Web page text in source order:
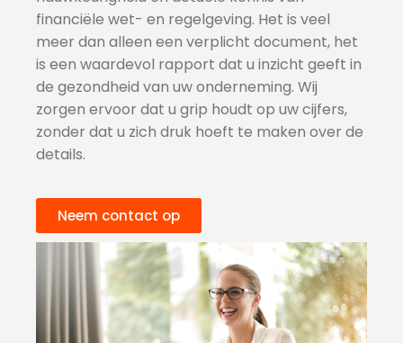
financiële wet- en regelgeving. Het is veel
meer dan alleen een verplicht document, het
is een waardevol rapport dat u inzicht geeft in
de gezondheid van uw onderneming. Wij
zorgen ervoor dat u grip houdt op uw cijfers,
zonder dat u zich druk hoeft te maken over de
details.
Neem contact op